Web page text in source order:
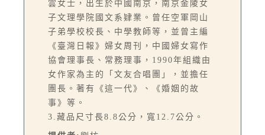
雲女士，出生於中國南京，南京金陵女
子文理學院國文系肄業。曾任空軍岡山
子弟學校校長、中學教師等，並曾主編
《臺灣日報》婦女周刊，中國婦女寫作
協會理事長、常務理事，1990年組織由
女作家為主的「文友合唱團」，並擔任
團長。著有《這一代》、《婚姻的故
事》等。
3.藏品尺寸長8.8公分，寬12.7公分。